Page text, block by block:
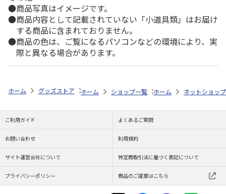
商品写真はイメージです。
商品内容として記載されていない「小道具類」はお届け
する商品に含まれておりません。
商品の色は、ご覧になるパソコンなどの環境により、実
際と異なる場合があります。
ホーム グッズストア サンリオ サンリオキャラクターズ サンリ
ホーム ショップ一覧 株式会社マインド
ホーム ネットショップ
ご利用ガイド よくあるご質問
お問い合わせ 利用規約
サイト運営会社について 特定商取引法に基づく表記について
プライバシーポリシー 商品のご提案はこちら